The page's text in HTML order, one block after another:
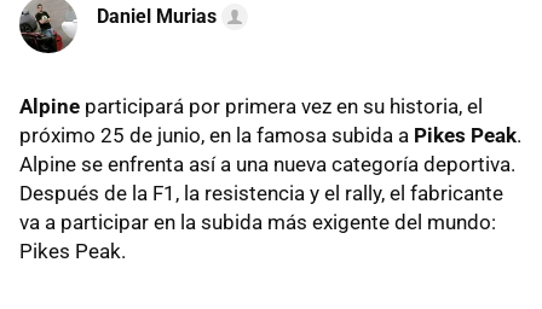
Daniel Murias
Alpine participará por primera vez en su historia, el
próximo 25 de junio, en la famosa subida a Pikes Peak.
Alpine se enfrenta así a una nueva categoría deportiva.
Después de la F1, la resistencia y el rally, el fabricante
va a participar en la subida más exigente del mundo:
Pikes Peak.